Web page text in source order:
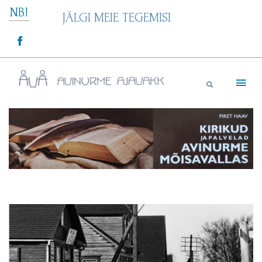
Skip
NB! JÄLGI MEIE TEGEMISI
Avinurme Ajavakk
UUDISED